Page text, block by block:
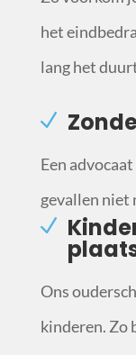
het
lang het
Een
gevallen niet
Ons
kinderen. Zo